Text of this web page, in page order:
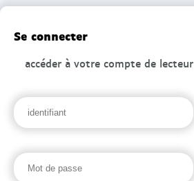
Se connecter
accéder à votre compte de lecteur